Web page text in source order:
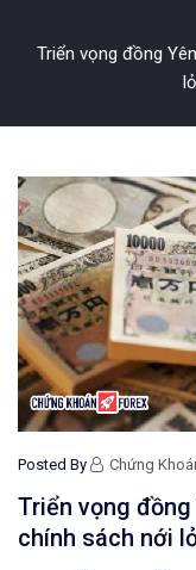
Triển vọng đồng
Posted By Chứng
Triển vọng
chính sách nới